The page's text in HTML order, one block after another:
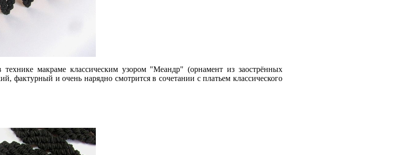
макраме классическим узором "Меандр" (орнамент из заострённых
фактурный и очень нарядно смотрится в сочетании с платьем классического